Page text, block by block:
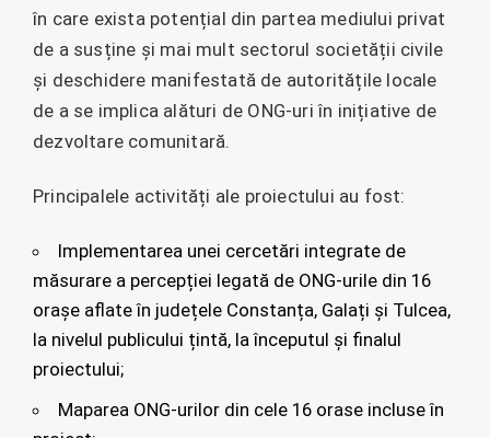
în care exista potențial din partea mediului privat
de a susține și mai mult sectorul societății civile
și deschidere manifestată de autoritățile locale
de a se implica alături de ONG-uri în inițiative de
dezvoltare comunitară.
Principalele activități ale proiectului au fost:
Implementarea unei cercetări integrate de
măsurare a percepției legată de ONG-urile din 16
orașe aflate în județele Constanța, Galați și Tulcea,
la nivelul publicului țintă, la începutul și finalul
proiectului;
Maparea ONG-urilor din cele 16 orase incluse în